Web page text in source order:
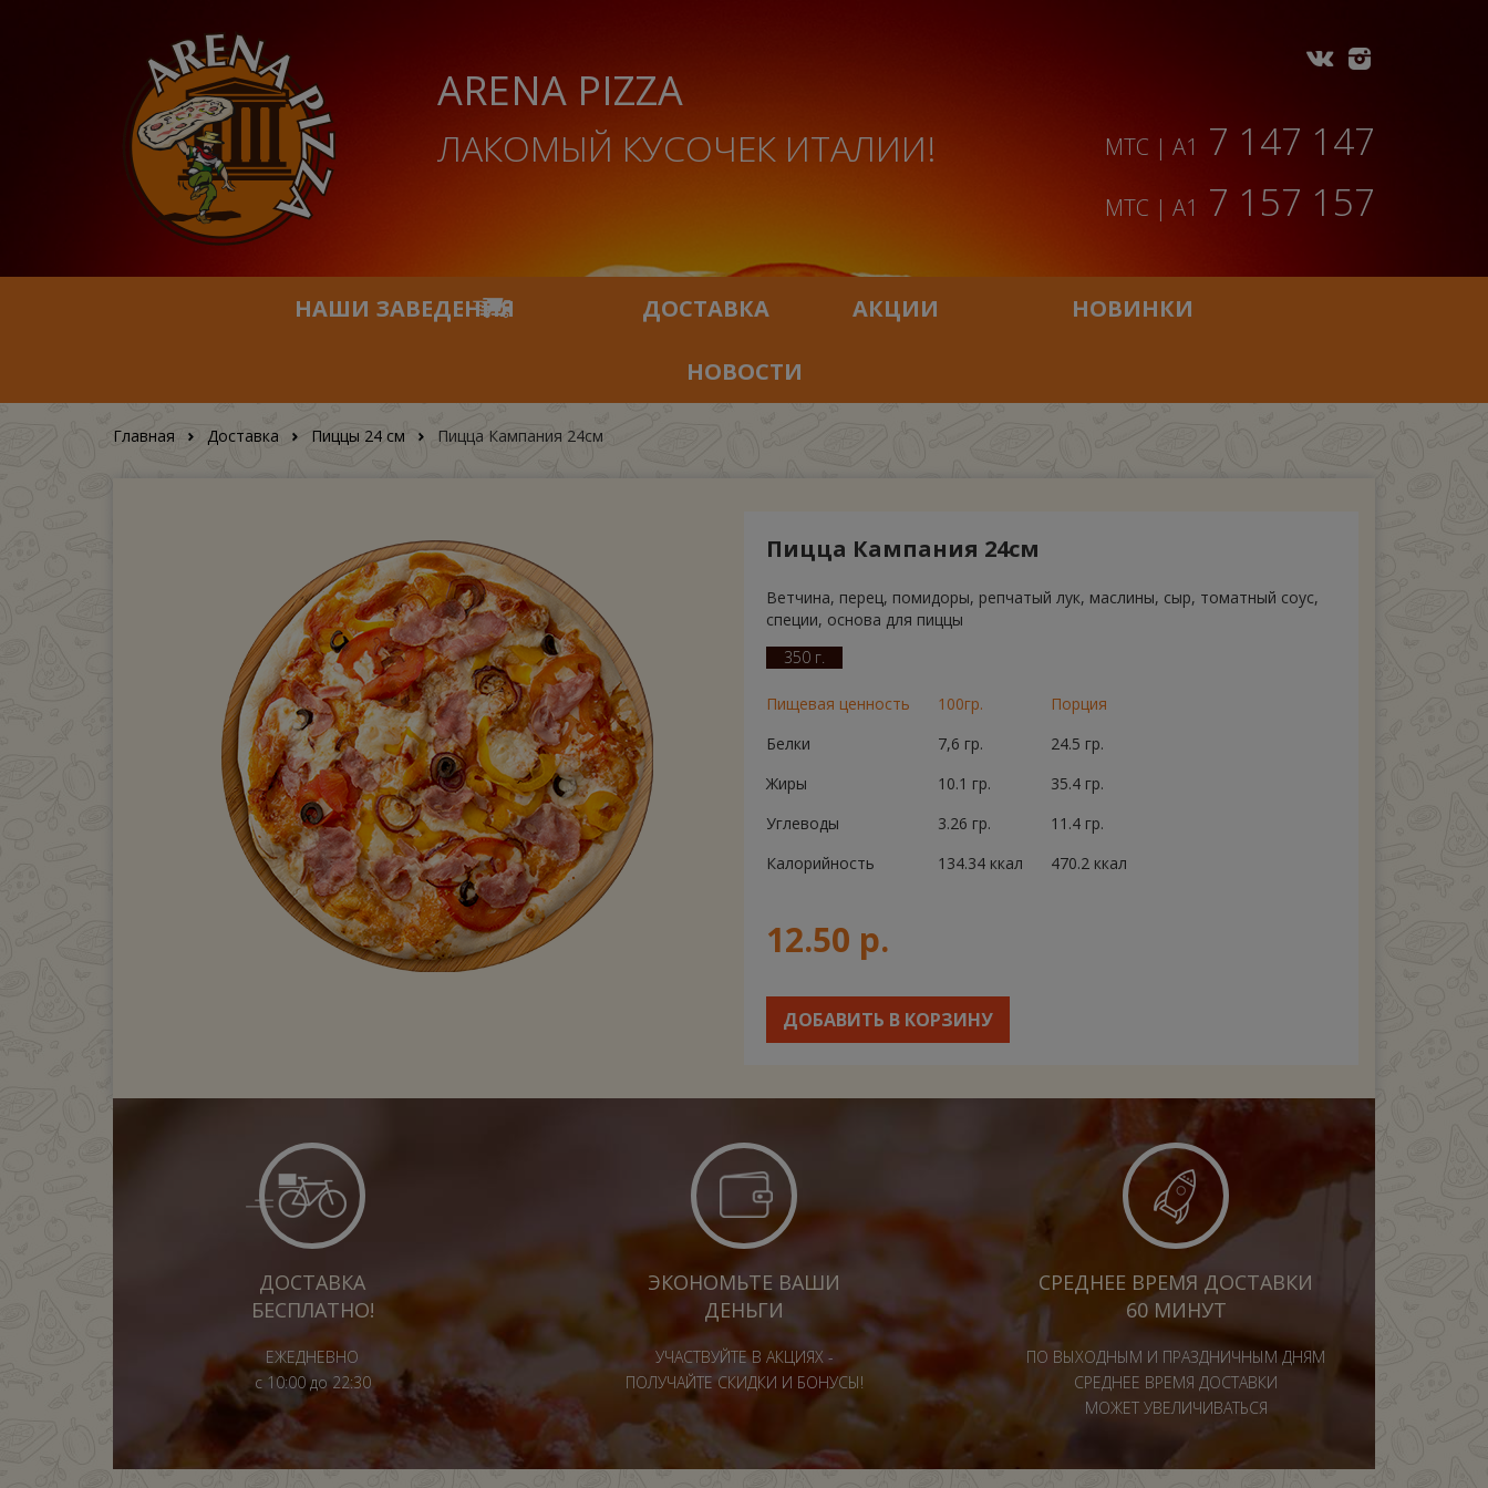
ARENA PIZZA
ЛАКОМЫЙ КУСОЧЕК ИТАЛИИ! МТС | A1 7 147 147
МТС | A1 7 157 157
НАШИ ЗАВЕДЕНИЯ ДОСТАВКА АКЦИИ НОВИНКИ
НОВОСТИ
Главная Доставка Пиццы 24 см Пицца Кампания 24см
Пицца Кампания 24см
Ветчина, перец, помидоры, репчатый лук, маслины, сыр, томатный соус,
специи, основа для пиццы
350 г.
Пищевая ценность 100гр.
Порция
Белки
7,6 гр.
24.5 гр.
Жиры
10.1 гр.
35.4 гр.
Углеводы
3.26 гр.
11.4 гр.
Калорийность
134.34 ккал 470.2 ккал
12.50 р.
ДОБАВИТЬ В КОРЗИНУ
ДОСТАВКА
БЕСПЛАТНО!
ЕЖЕДНЕВНО
с 10:00 до 22:30
ЭКОНОМЬТЕ ВАШИ
ДЕНЬГИ
УЧАСТВУЙТЕ В АКЦИЯХ -
ПОЛУЧАЙТЕ СКИДКИ И БОНУСЫ!
СРЕДНЕЕ ВРЕМЯ ДОСТАВКИ
60 МИНУТ
ПО ВЫХОДНЫМ И ПРАЗДНИЧНЫМ ДНЯМ
СРЕДНЕЕ ВРЕМЯ ДОСТАВКИ
МОЖЕТ УВЕЛИЧИВАТЬСЯ